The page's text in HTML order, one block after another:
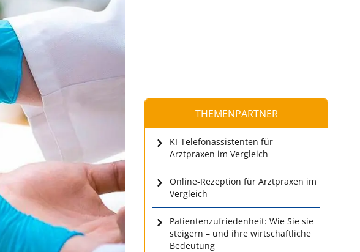
THEMENPARTNER
KI-Telefonassistenten für
Arztpraxen im Vergleich
Online-Rezeption für Arztpraxen im
Vergleich
Patientenzufriedenheit: Wie Sie sie
steigern – und ihre wirtschaftliche
Bedeutung